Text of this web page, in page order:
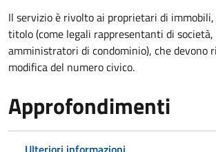
Il servizio è rivolto ai proprietari di
titolo (come legali rappresentanti di
amministratori di condominio), che devono
modifica del numero civico.
Approfondimenti